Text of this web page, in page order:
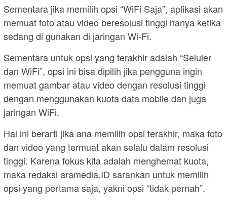
Sementara jika memilih opsi “WiFi Saja”, aplikasi akan
memuat foto atau video beresolusi tinggi hanya ketika
sedang di gunakan di jaringan Wi-Fi.
Sementara untuk opsi yang terakhir adalah “Seluler
dan WiFi”, opsi ini bisa dipilih jika pengguna ingin
memuat gambar atau video dengan resolusi tinggi
dengan menggunakan kuota data mobile dan juga
jaringan WiFi.
Hal ini berarti jika ana memilih opsi terakhir, maka foto
dan video yang termuat akan selalu dalam resolusi
tinggi. Karena fokus kita adalah menghemat kuota,
maka redaksi aramedia.ID sarankan untuk memilih
opsi yang pertama saja, yakni opsi “tidak pernah”.